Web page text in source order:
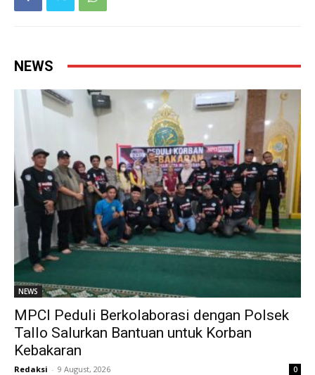
NEWS
NEWS
MPCI Peduli Berkolaborasi dengan Polsek
Tallo Salurkan Bantuan untuk Korban
Kebakaran
Redaksi - 9 August, 2026 0